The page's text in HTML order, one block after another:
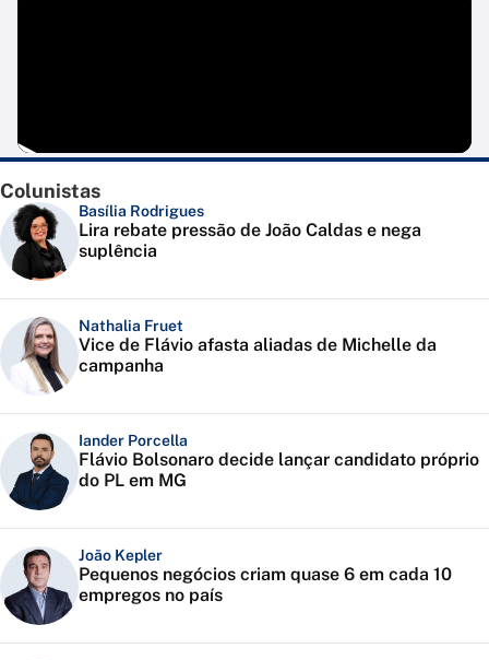
Colunistas
Basília Rodrigues
Lira rebate pressão de João Caldas e nega
suplência
Nathalia Fruet
Vice de Flávio afasta aliadas de Michelle da
campanha
Iander Porcella
Flávio Bolsonaro decide lançar candidato próprio
do PL em MG
João Kepler
Pequenos negócios criam quase 6 em cada 10
empregos no país